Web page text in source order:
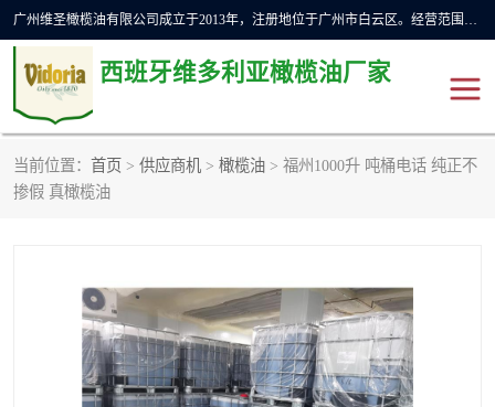
广州维圣橄榄油有限公司成立于2013年，注册地位于广州市白云区。经营范围包括饲料原料销售;畜牧渔业饲料销售;化妆品批发;贸易经纪;食品进出口等，主要产品有：橄榄果渣油，橄榄油，纯橄榄油等。
西班牙维多利亚橄榄油厂家
当前位置： 首页 > 供应商机 > 橄榄油 > 福州1000升 吨桶电话 纯正不
掺假 真橄榄油
橄榄油
橄榄果渣油 精炼橄榄油